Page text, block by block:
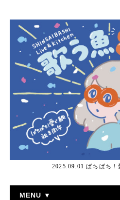
2025.09.01 ぱちぱち！
MENU ▼